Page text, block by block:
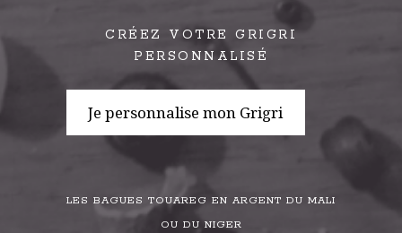
CRÉEZ VOTRE GRIGRI
PERSONNALISÉ
Je personnalise mon Grigri
LES BAGUES TOUAREG EN ARGENT DU MALI
OU DU NIGER